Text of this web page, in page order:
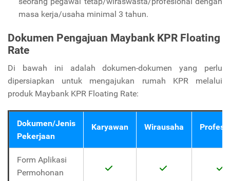
masa kerja/usaha minimal 3 tahun.
Dokumen Pengajuan Maybank KPR Floating
Rate
Di bawah ini adalah dokumen-dokumen yang perlu
dipersiapkan untuk mengajukan rumah KPR melalui
produk Maybank KPR Floating Rate:
Dokumen/Jenis
Pekerjaan
Karyawan Wirausaha
Form Aplikasi
Permohonan